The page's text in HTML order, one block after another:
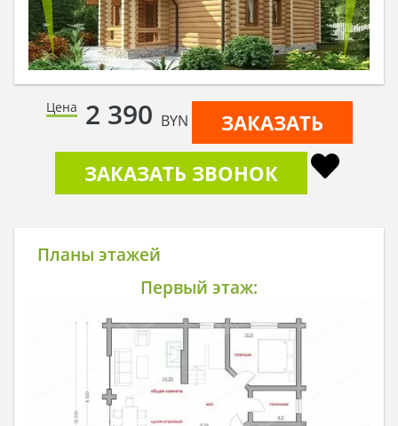
Цена 2 390 BYN
ЗАКАЗАТЬ
ЗАКАЗАТЬ ЗВОНОК
Планы этажей
Первый этаж: